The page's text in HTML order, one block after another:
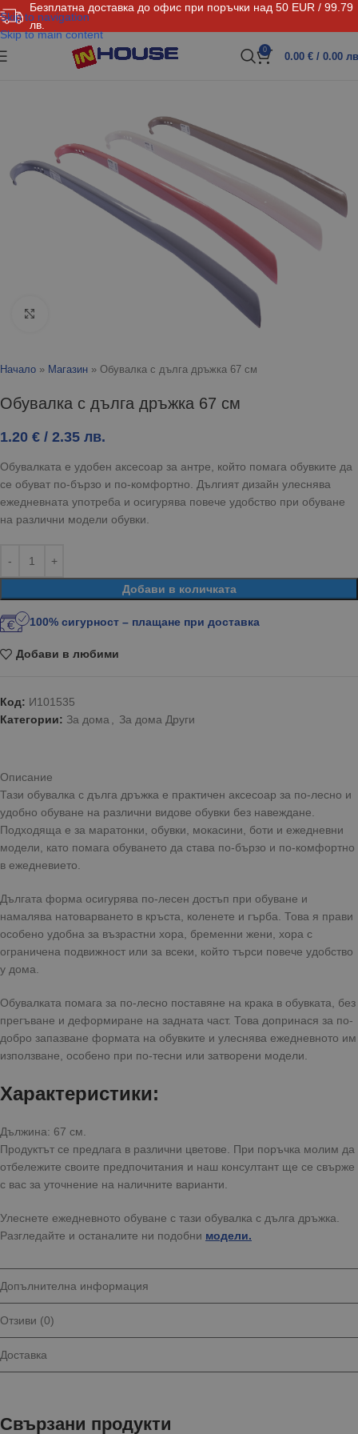
Безплатна доставка до офис при поръчки над 50 EUR / 99.79
лв.
Skip to navigation
Skip to main content
0
0.00 € / 0.00
Начало » Магазин » Обувалка с дълга дръжка 67 см
Обувалка с дълга дръжка 67 см
1.20 € / 2.35 лв.
Обувалката е удобен аксесоар за антре, който помага обувките да
се обуват по-бързо и по-комфортно. Дългият дизайн улеснява
ежедневната употреба и осигурява повече удобство при обуване
на различни модели обувки.
Добави в количката
100% сигурност – плащане при доставка
Добави в любими
Код: И101535
Категории: За дома За дома Други
Описание
Тази обувалка с дълга дръжка е практичен аксесоар за по-лесно и
удобно обуване на различни видове обувки без навеждане.
Подходяща е за маратонки, обувки, мокасини, боти и ежедневни
модели, като помага обуването да става по-бързо и по-комфортно
в ежедневието.
Дългата форма осигурява по-лесен достъп при обуване и
намалява натоварването в кръста, коленете и гърба. Това я прави
особено удобна за възрастни хора, бременни жени, хора с
ограничена подвижност или за всеки, който търси повече удобство
у дома.
Обувалката помага за по-лесно поставяне на крака в обувката, без
прегъване и деформиране на задната част. Това допринася за по-
добро запазване формата на обувките и улеснява ежедневното им
използване, особено при по-тесни или затворени модели.
Характеристики:
Дължина: 67 см.
Продуктът се предлага в различни цветове. При поръчка молим да
отбележите своите предпочитания и наш консултант ще се свърже
с вас за уточнение на наличните варианти.
Улеснете ежедневното обуване с тази обувалка с дълга дръжка.
Разгледайте и останалите ни подобни модели.
Допълнителна информация
Отзиви (0)
Доставка
Свързани продукти